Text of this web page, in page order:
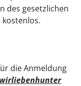
des gesetzlichen
kostenlos.
die Anmeldung